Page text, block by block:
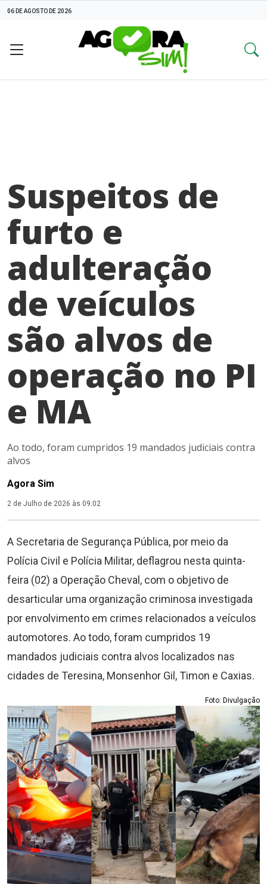
06 DE AGOSTO DE 2026
Suspeitos de
furto e
adulteração
de veículos
são alvos de
operação no PI
e MA
Ao todo, foram cumpridos 19 mandados judiciais contra
alvos
Agora Sim
2 de Julho de 2026 às 09:02
A Secretaria de Segurança Pública, por meio da
Polícia Civil e Polícia Militar, deflagrou nesta quinta-
feira (02) a Operação Cheval, com o objetivo de
desarticular uma organização criminosa investigada
por envolvimento em crimes relacionados a veículos
automotores. Ao todo, foram cumpridos 19
mandados judiciais contra alvos localizados nas
cidades de Teresina, Monsenhor Gil, Timon e Caxias.
Foto: Divulgação